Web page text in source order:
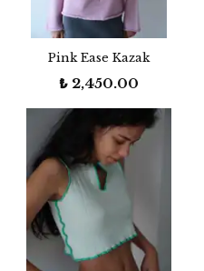
Pink Ease Kazak
₺ 2,450.00